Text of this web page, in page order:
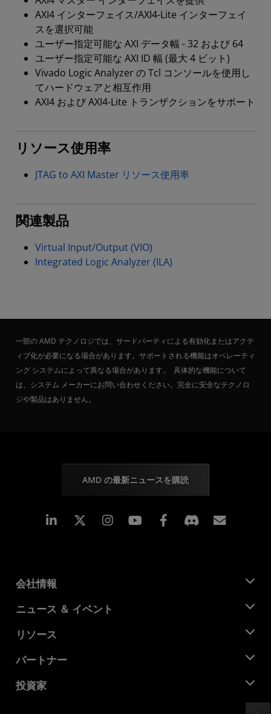
AXI4 インターフェイス/AXI4-Lite インターフェイ
スを選択可能
ユーザー指定可能な AXI データ幅 - 32 および 64
ユーザー指定可能な AXI ID 幅 (最大 4 ビット)
Vivado Logic Analyzer の Tcl コンソールを使用し
てハードウェアと相互作用
AXI4 および AXI4-Lite トランザクションをサポート
リソース使用率
JTAG to AXI Master リソース使用率
関連製品
Virtual Input/Output (VIO)
Integrated Logic Analyzer (ILA)
一部の AMD テクノロジでは、サードパーティによる有効化またはアクテ
ィブ化が必要になる場合があります。サポートされる機能はオペレーティ
ング システムによって異なる場合があります。 具体的な機能について
は、システム メーカーにお問い合わせください。完全に安全なテクノロ
ジや製品はありません。
AMD の最新ニュースを購読
Linkedin Instagram Facebook
会社情報
AMD について
企業責任
キャリア
お問い合わせ
ニュース ＆ イベント
ニュースルーム
メディア ライブラリ
リソース
デベロッパー セントラル
ケース スタディ
パートナー
AMD パートナー ハブ
投資家